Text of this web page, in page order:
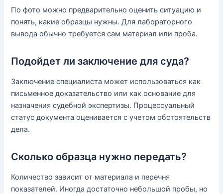
По фото можно предварительно оценить ситуацию и
понять, какие образцы нужны. Для лабораторного
вывода обычно требуется сам материал или проба.
Подойдет ли заключение для суда?
Заключение специалиста может использоваться как
письменное доказательство или как основание для
назначения судебной экспертизы. Процессуальный
статус документа оценивается с учетом обстоятельств
дела.
Сколько образца нужно передать?
Количество зависит от материала и перечня
показателей. Иногда достаточно небольшой пробы, но